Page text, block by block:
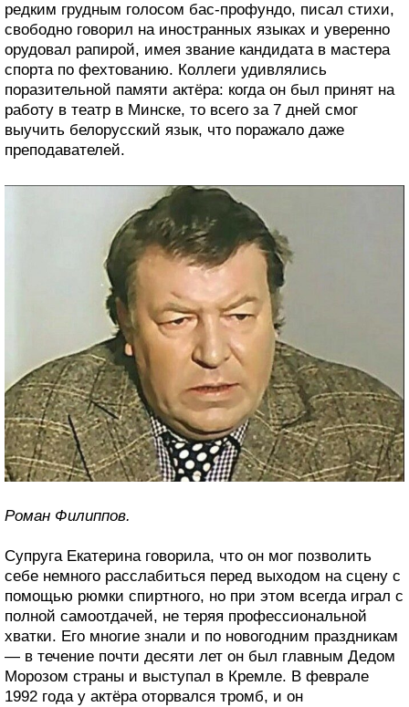
редким грудным голосом бас-профундо, писал стихи,
свободно говорил на иностранных языках и уверенно
орудовал рапирой, имея звание кандидата в мастера
спорта по фехтованию. Коллеги удивлялись
поразительной памяти актёра: когда он был принят на
работу в театр в Минске, то всего за 7 дней смог
выучить белорусский язык, что поражало даже
преподавателей.
Роман Филиппов.
Супруга Екатерина говорила, что он мог позволить
себе немного расслабиться перед выходом на сцену с
помощью рюмки спиртного, но при этом всегда играл с
полной самоотдачей, не теряя профессиональной
хватки. Его многие знали и по новогодним праздникам
— в течение почти десяти лет он был главным Дедом
Морозом страны и выступал в Кремле. В феврале
1992 года у актёра оторвался тромб, и он